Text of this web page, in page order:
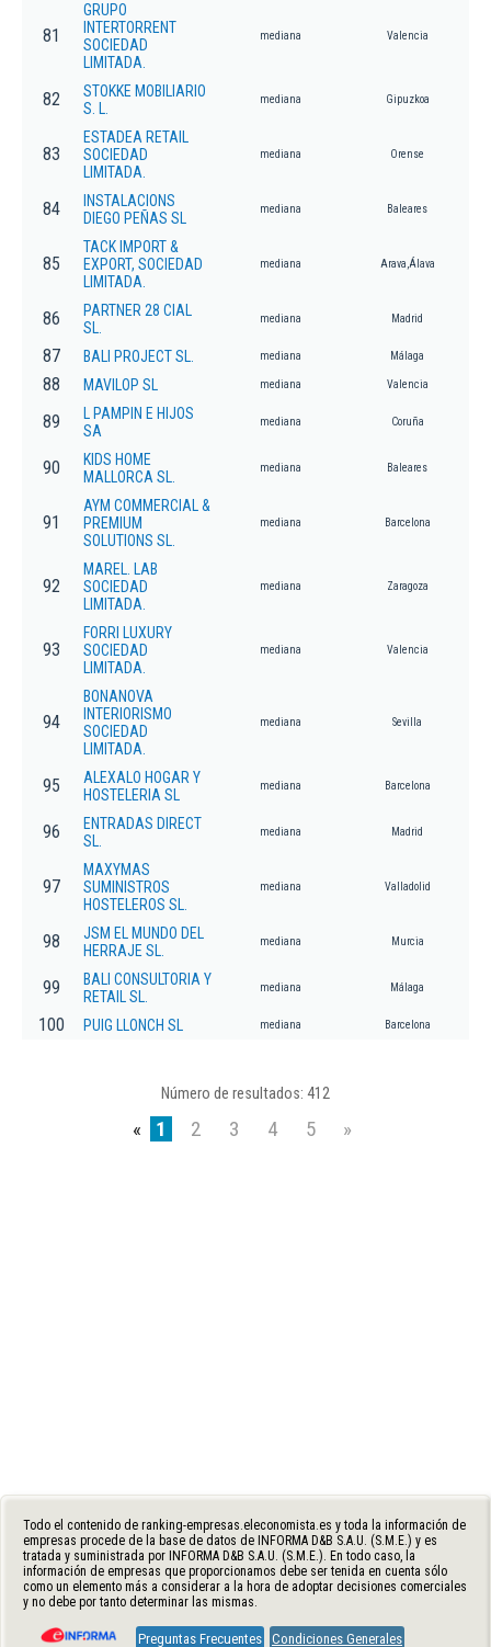
81
GRUPO
INTERTORRENT
SOCIEDAD
LIMITADA.
mediana Valencia
82
STOKKE MOBILIARIO
S. L.
mediana Gipuzkoa
83
ESTADEA RETAIL
SOCIEDAD
LIMITADA.
mediana Orense
84
INSTALACIONS
DIEGO PEÑAS SL
mediana Baleares
85
TACK IMPORT &
EXPORT, SOCIEDAD
LIMITADA.
mediana Arava,Álava
86
PARTNER 28 CIAL
SL.
mediana Madrid
87 BALI PROJECT SL. mediana Málaga
88 MAVILOP SL mediana Valencia
89
L PAMPIN E HIJOS
SA
mediana Coruña
90
KIDS HOME
MALLORCA SL.
mediana Baleares
91
AYM COMMERCIAL &
PREMIUM
SOLUTIONS SL.
mediana Barcelona
92
MAREL. LAB
SOCIEDAD
LIMITADA.
mediana Zaragoza
93
FORRI LUXURY
SOCIEDAD
LIMITADA.
mediana Valencia
94
BONANOVA
INTERIORISMO
SOCIEDAD
LIMITADA.
mediana Sevilla
95
ALEXALO HOGAR Y
HOSTELERIA SL
mediana Barcelona
96
ENTRADAS DIRECT
SL.
mediana Madrid
97
MAXYMAS
SUMINISTROS
HOSTELEROS SL.
mediana Valladolid
98
JSM EL MUNDO DEL
HERRAJE SL.
mediana Murcia
99
BALI CONSULTORIA Y
RETAIL SL.
mediana Málaga
100 PUIG LLONCH SL mediana Barcelona
Número de resultados: 412
« 1 2 3 4 5 »
Todo el contenido de ranking-empresas.eleconomista.es y toda la información de
empresas procede de la base de datos de INFORMA D&B S.A.U. (S.M.E.) y es
tratada y suministrada por INFORMA D&B S.A.U. (S.M.E.). En todo caso, la
información de empresas que proporcionamos debe ser tenida en cuenta sólo
como un elemento más a considerar a la hora de adoptar decisiones comerciales
y no debe por tanto determinar las mismas.
Preguntas Frecuentes Condiciones Generales